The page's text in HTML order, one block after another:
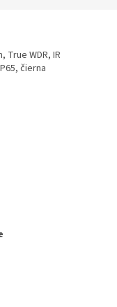
True WDR, IR
čierna